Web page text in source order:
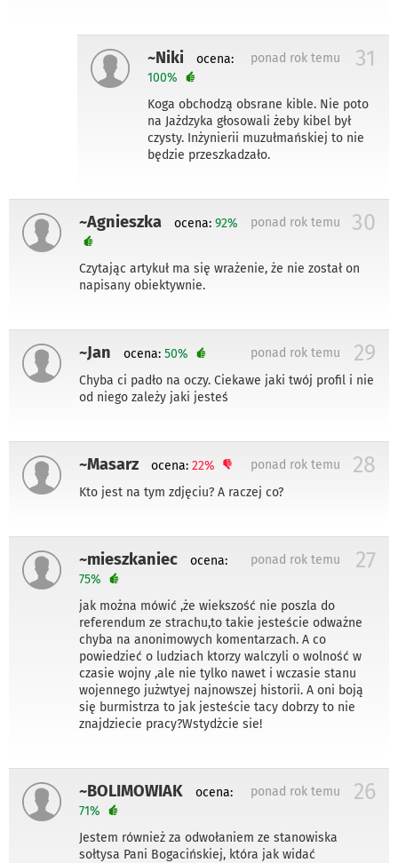
~Niki 31
ponad rok temu
ocena:
100%
Koga obchodzą obsrane kible. Nie poto
na Jażdzyka głosowali żeby kibel był
czysty. Inżynierii muzułmańskiej to nie
będzie przeszkadzało.
~Agnieszka 30
ponad rok temu
ocena: 92%
Czytając artykuł ma się wrażenie, że nie został on
napisany obiektywnie.
~Jan 29
ponad rok temu
ocena: 50%
Chyba ci padło na oczy. Ciekawe jaki twój profil i nie
od niego zależy jaki jesteś
~Masarz 28
ponad rok temu
ocena: 22%
Kto jest na tym zdjęciu? A raczej co?
~mieszkaniec 27
ponad rok temu
ocena:
75%
jak można mówić ,że wiekszość nie poszla do
referendum ze strachu,to takie jesteście odważne
chyba na anonimowych komentarzach. A co
powiedzieć o ludziach ktorzy walczyli o wolność w
czasie wojny ,ale nie tylko nawet i wczasie stanu
wojennego jużwtyej najnowszej historii. A oni boją
się burmistrza to jak jesteście tacy dobrzy to nie
znajdziecie pracy?Wstydżcie sie!
~BOLIMOWIAK 26
ponad rok temu
ocena:
71%
Jestem również za odwołaniem ze stanowiska
sołtysa Pani Bogacińskiej, która jak widać